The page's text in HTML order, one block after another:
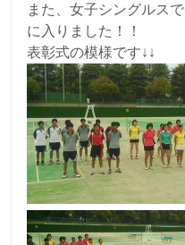
また、女子シングルスで
に入りました！！
表彰式の模様です↓↓